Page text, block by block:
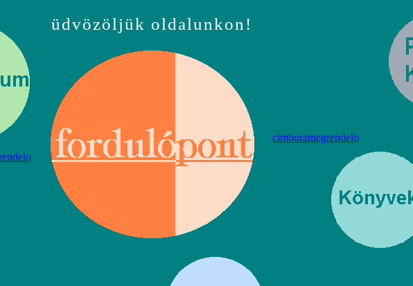
üdvözöljük oldalunkon!
cimboramegrendelo